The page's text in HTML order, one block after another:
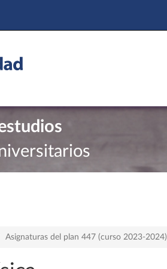
Asignaturas del plan 447 (curso 2023-2024)